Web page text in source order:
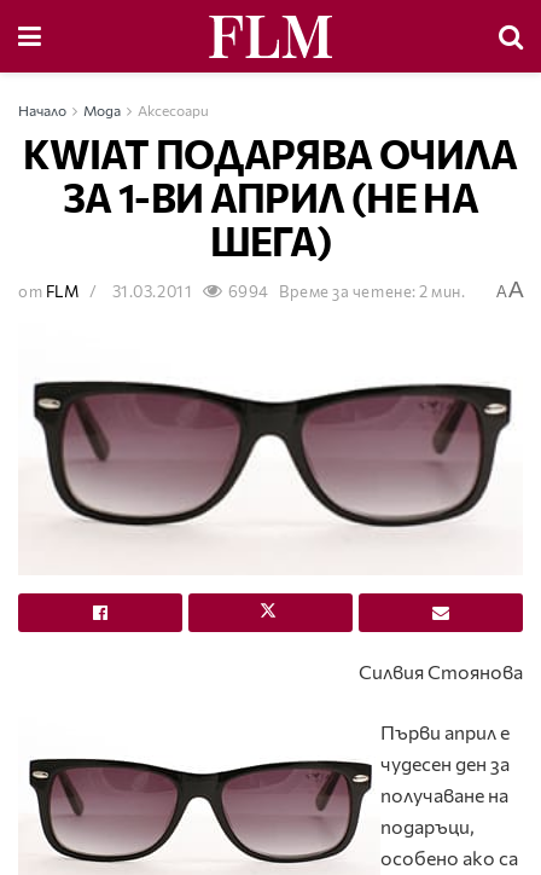
Начало Мода Аксесоари
KWIAT ПОДАРЯВА ОЧИЛА
ЗА 1-ВИ АПРИЛ (НЕ НА
ШЕГА)
от FLM 31.03.2011 6994 Време за четене: 2 мин. AA
Силвия Стоянова
Първи април е
чудесен ден за
получаване на
подаръци,
особено ако са